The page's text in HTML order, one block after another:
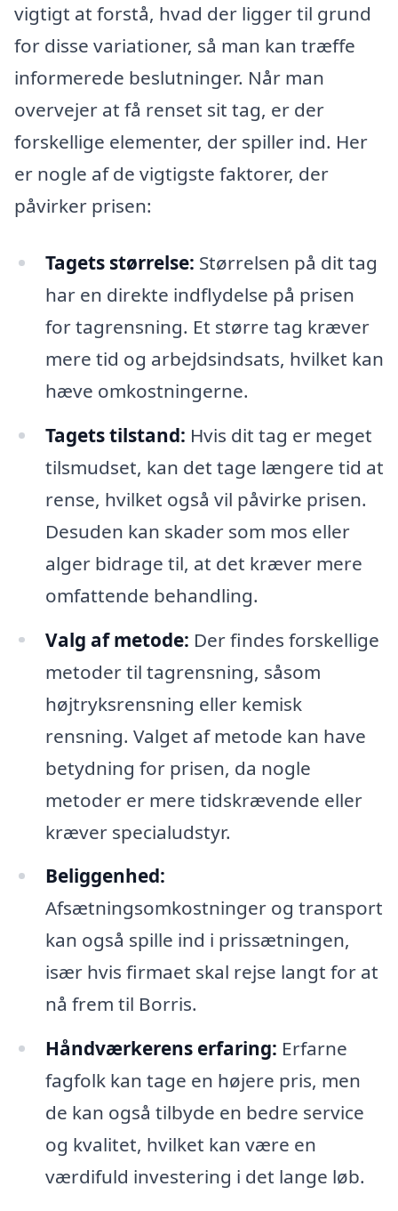
vigtigt at forstå, hvad der ligger til grund
for disse variationer, så man kan træffe
informerede beslutninger. Når man
overvejer at få renset sit tag, er der
forskellige elementer, der spiller ind. Her
er nogle af de vigtigste faktorer, der
påvirker prisen:
Tagets størrelse: Størrelsen på dit tag
har en direkte indflydelse på prisen
for tagrensning. Et større tag kræver
mere tid og arbejdsindsats, hvilket kan
hæve omkostningerne.
Tagets tilstand: Hvis dit tag er meget
tilsmudset, kan det tage længere tid at
rense, hvilket også vil påvirke prisen.
Desuden kan skader som mos eller
alger bidrage til, at det kræver mere
omfattende behandling.
Valg af metode: Der findes forskellige
metoder til tagrensning, såsom
højtryksrensning eller kemisk
rensning. Valget af metode kan have
betydning for prisen, da nogle
metoder er mere tidskrævende eller
kræver specialudstyr.
Beliggenhed:
Afsætningsomkostninger og transport
kan også spille ind i prissætningen,
især hvis firmaet skal rejse langt for at
nå frem til Borris.
Håndværkerens erfaring: Erfarne
fagfolk kan tage en højere pris, men
de kan også tilbyde en bedre service
og kvalitet, hvilket kan være en
værdifuld investering i det lange løb.